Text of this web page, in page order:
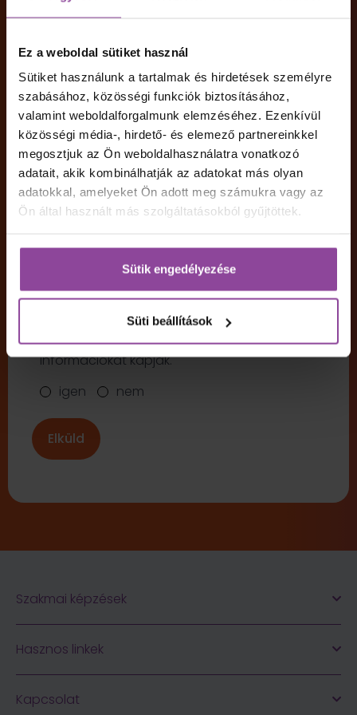
Ez a weboldal sütiket használ
Sütiket használunk a tartalmak és hirdetések személyre
szabásához, közösségi funkciók biztosításához,
valamint weboldalforgalmunk elemzéséhez. Ezenkívül
közösségi média-, hirdető- és elemező partnereinkkel
megosztjuk az Ön weboldalhasználatra vonatkozó
adatait, akik kombinálhatják az adatokat más olyan
adatokkal, amelyeket Ön adott meg számukra vagy az
Ön által használt más szolgáltatásokból gyűjtöttek.
Sütik engedélyezése
Süti beállítások
minden adatodat megadhatod, így
címedre a képzés e-szerződését, így
hamarabb végezhetsz a beiratkozás
folyamatával.
igen
nem
Megjegyzés
képzéssel kapcsolatban tájékoztasson, ezzel
összefüggésben személyes adataimat kezelje az
Adatkezelési tájékoztatóbanfoglaltak szerint.
Hírlevél
Szeretnék feliratkozni a Pannon Kincstár
hírlevelére, hogy a képzésről további
információkat kapjak.
igen
nem
Szakmai képzések
Hasznos linkek
Kapcsolat